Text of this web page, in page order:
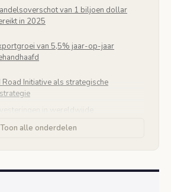
van 1 biljoen dollar
in 2025
van 5,5% jaar-op-jaar
Road Initiative als strategische
Zijderoute en technologie-
Toon alle onderdelen